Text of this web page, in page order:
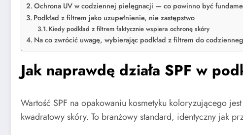
Ochrona UV w codziennej pielęgnacji — co powinno być
Podkład z filtrem jako uzupełnienie, nie zastępstwo
Kiedy podkład z filtrem faktycznie wspiera ochronę skóry
Na co zwrócić uwagę, wybierając podkład z filtrem do
Jak naprawdę działa SPF w
Wartość SPF na opakowaniu kosmetyku koloryzującego
kwadratowy skóry. To branżowy standard, identyczny jak